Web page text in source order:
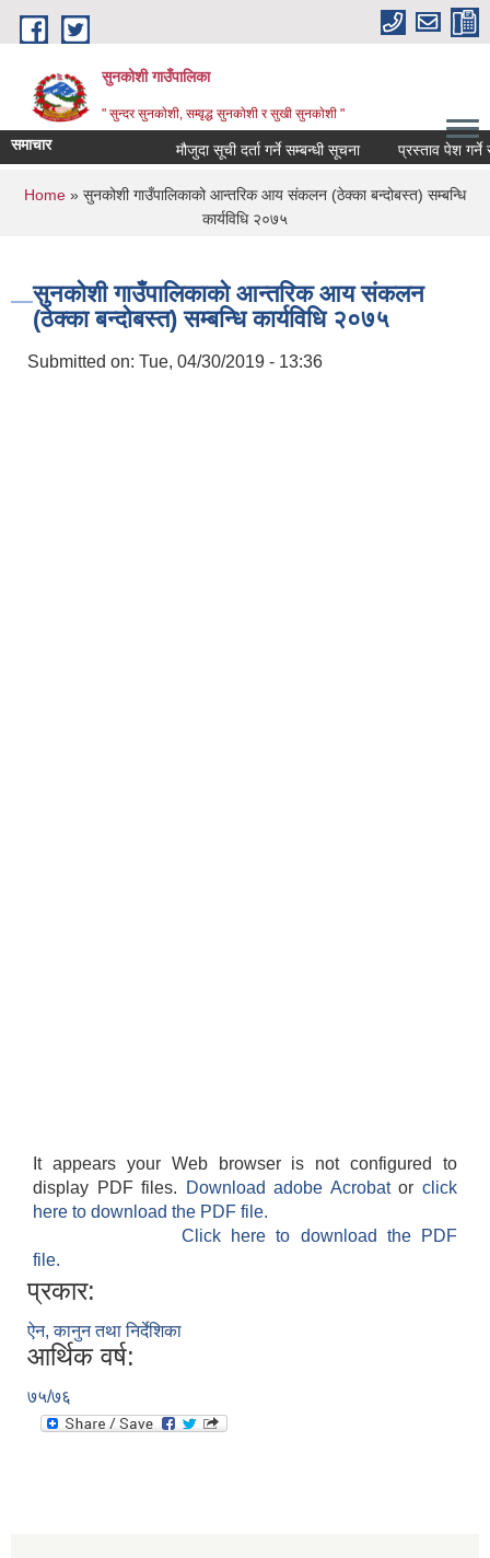
Skip to main content
सुनकोशी गाउँपालिका
" सुन्दर सुनकाेशी, सम्वृद्ध सुनकाेशी र सुखी सुनकाेशी "
समाचार मौजुदा सूची दर्ता गर्ने सम्बन्धी सूचना प्रस्ताव पेश गर्ने
You are here
Home » सुनकोशी गाउँपालिकाको आन्तरिक आय संकलन (ठेक्का बन्दोबस्त) सम्बन्धि
कार्यविधि २०७५
सुनकोशी गाउँपालिकाको आन्तरिक आय संकलन
(ठेक्का बन्दोबस्त) सम्बन्धि कार्यविधि २०७५
Submitted on: Tue, 04/30/2019 - 13:36
It appears your Web browser is not configured to
display PDF files.
Download adobe Acrobatorclick
here to download the PDF file.
Click here to download the PDF
file.
प्रकार:
ऐन, कानुन तथा निर्देशिका
आर्थिक वर्ष:
७५/७६